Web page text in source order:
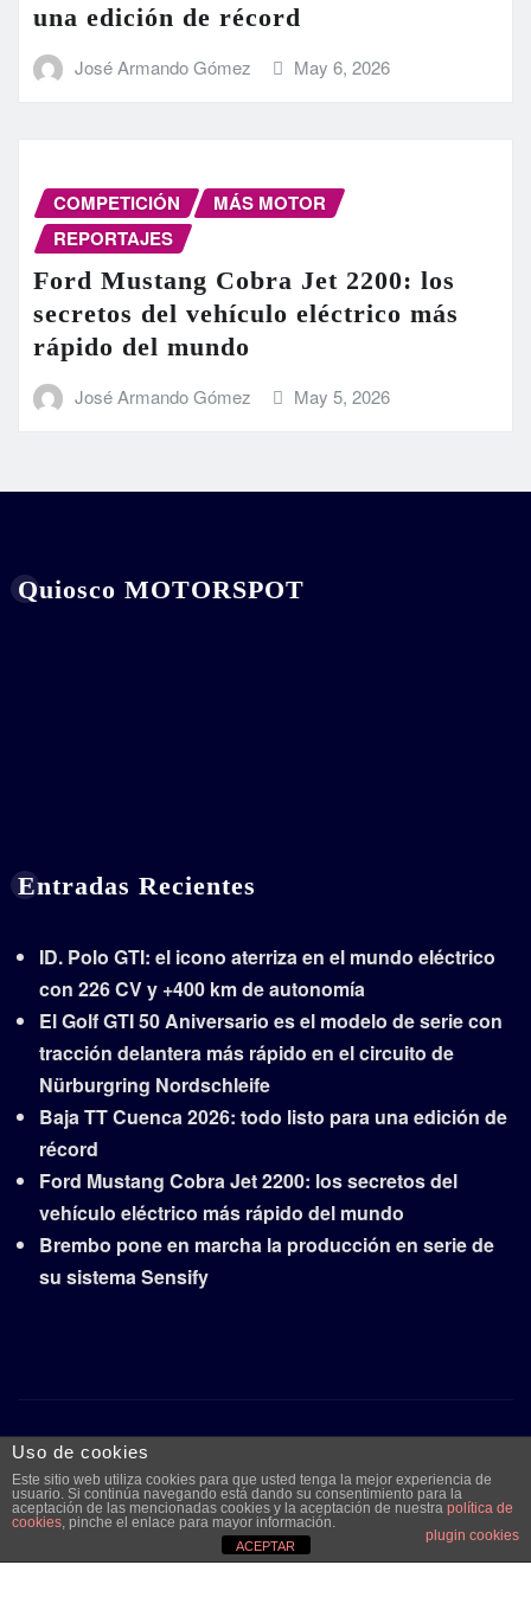
una edición de récord
José Armando Gómez May 6, 2026
COMPETICIÓN
MÁS MOTOR
REPORTAJES
Ford Mustang Cobra Jet 2200: los
secretos del vehículo eléctrico más
rápido del mundo
José Armando Gómez May 5, 2026
Quiosco MOTORSPOT
Entradas Recientes
ID. Polo GTI: el icono aterriza en el mundo eléctrico
con 226 CV y +400 km de autonomía
El Golf GTI 50 Aniversario es el modelo de serie con
tracción delantera más rápido en el circuito de
Nürburgring Nordschleife
Baja TT Cuenca 2026: todo listo para una edición de
récord
Ford Mustang Cobra Jet 2200: los secretos del
vehículo eléctrico más rápido del mundo
Brembo pone en marcha la producción en serie de
su sistema Sensify
Copyright © 2026 | Funciona conWordPress|Frankfurt
Newspor ThemeArile
Aviso legal y
Publicidad Contacto
Uso de cookies
Este sitio web utiliza cookies para que usted tenga la mejor experiencia de
usuario. Si continúa navegando está dando su consentimiento para la
aceptación de las mencionadas cookies y la aceptación de nuestra política de
cookies, pinche el enlace para mayor información.
plugin cookies
ACEPTAR